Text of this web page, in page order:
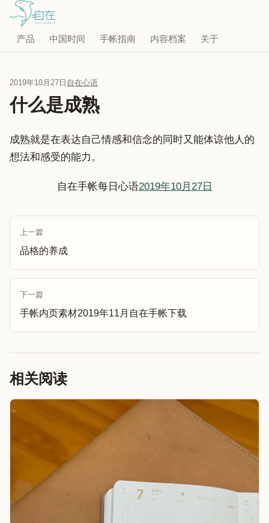
产品 中国时间 手帐指南 内容档案 关于
2019年10月27日 自在心语
什么是成熟
成熟就是在表达自己情感和信念的同时又能体谅他人的
想法和感受的能力。
自在手帐每日心语2019年10月27日
上一篇
品格的养成
下一篇
手帐内页素材2019年11月自在手帐下载
相关阅读